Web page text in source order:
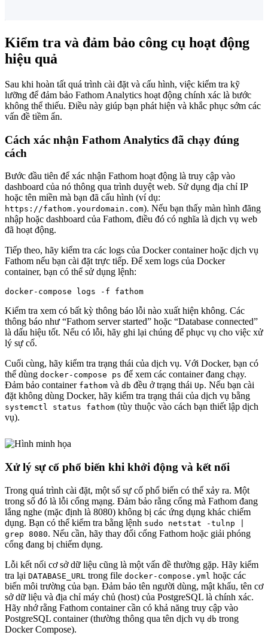
Kiểm tra và đảm bảo công cụ hoạt động
hiệu quả
Sau khi hoàn tất quá trình cài đặt và cấu hình, việc kiểm tra kỹ
lưỡng để đảm bảo Fathom Analytics hoạt động chính xác là bước
không thể thiếu. Điều này giúp bạn phát hiện và khắc phục sớm các
vấn đề tiềm ẩn.
Cách xác nhận Fathom Analytics đã chạy đúng
cách
Bước đầu tiên để xác nhận Fathom hoạt động là truy cập vào
dashboard của nó thông qua trình duyệt web. Sử dụng địa chỉ IP
hoặc tên miền mà bạn đã cấu hình (ví dụ:
https://fathom.yourdomain.com). Nếu bạn thấy màn hình đăng
nhập hoặc dashboard của Fathom, điều đó có nghĩa là dịch vụ web
đã hoạt động.
Tiếp theo, hãy kiểm tra các logs của Docker container hoặc dịch vụ
Fathom nếu bạn cài đặt trực tiếp. Để xem logs của Docker
container, bạn có thể sử dụng lệnh:
Kiểm tra xem có bất kỳ thông báo lỗi nào xuất hiện không. Các
thông báo như “Fathom server started” hoặc “Database connected”
là dấu hiệu tốt. Nếu có lỗi, hãy ghi lại chúng để phục vụ cho việc xử
lý sự cố.
Cuối cùng, hãy kiểm tra trạng thái của dịch vụ. Với Docker, bạn có
thể dùng docker-compose ps để xem các container đang chạy.
Đảm bảo container fathom và db đều ở trạng thái Up. Nếu bạn cài
đặt không dùng Docker, hãy kiểm tra trạng thái của dịch vụ bằng
systemctl status fathom (tùy thuộc vào cách bạn thiết lập dịch
vụ).
Xử lý sự cố phổ biến khi khởi động và kết nối
Trong quá trình cài đặt, một số sự cố phổ biến có thể xảy ra. Một
trong số đó là lỗi cổng mạng. Đảm bảo rằng cổng mà Fathom đang
lắng nghe (mặc định là 8080) không bị các ứng dụng khác chiếm
dụng. Bạn có thể kiểm tra bằng lệnh sudo netstat -tulnp |
grep 8080. Nếu cần, hãy thay đổi cổng Fathom hoặc giải phóng
cổng đang bị chiếm dụng.
Lỗi kết nối cơ sở dữ liệu cũng là một vấn đề thường gặp. Hãy kiểm
tra lại DATABASE_URL trong file docker-compose.yml hoặc các
biến môi trường của bạn. Đảm bảo tên người dùng, mật khẩu, tên cơ
sở dữ liệu và địa chỉ máy chủ (host) của PostgreSQL là chính xác.
Hãy nhớ rằng Fathom container cần có khả năng truy cập vào
PostgreSQL container (thường thông qua tên dịch vụ db trong
Docker Compose).